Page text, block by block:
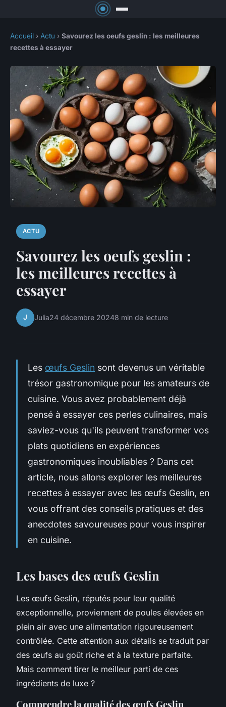
Accueil › Actu › Savourez les oeufs geslin : les meilleures
recettes à essayer
ACTU
Savourez les oeufs geslin :
les meilleures recettes à
essayer
J Julia24 décembre 20248 min de lecture
Les œufs Geslin sont devenus un véritable
trésor gastronomique pour les amateurs de
cuisine. Vous avez probablement déjà
pensé à essayer ces perles culinaires, mais
saviez-vous qu'ils peuvent transformer vos
plats quotidiens en expériences
gastronomiques inoubliables ? Dans cet
article, nous allons explorer les meilleures
recettes à essayer avec les œufs Geslin, en
vous offrant des conseils pratiques et des
anecdotes savoureuses pour vous inspirer
en cuisine.
Les bases des œufs Geslin
Les œufs Geslin, réputés pour leur qualité
exceptionnelle, proviennent de poules élevées en
plein air avec une alimentation rigoureusement
contrôlée. Cette attention aux détails se traduit par
des œufs au goût riche et à la texture parfaite.
Mais comment tirer le meilleur parti de ces
ingrédients de luxe ?
Comprendre la qualité des œufs Geslin